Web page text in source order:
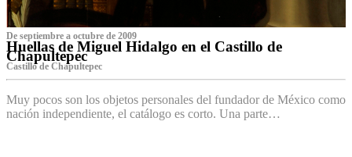
De septiembre a octubre de 2009
Huellas de Miguel Hidalgo en el Castillo de
Chapultepec
Castillo de Chapultepec
Muy pocos son los objetos personales del fundador de México como
nación independiente, el catálogo es corto. Una parte…